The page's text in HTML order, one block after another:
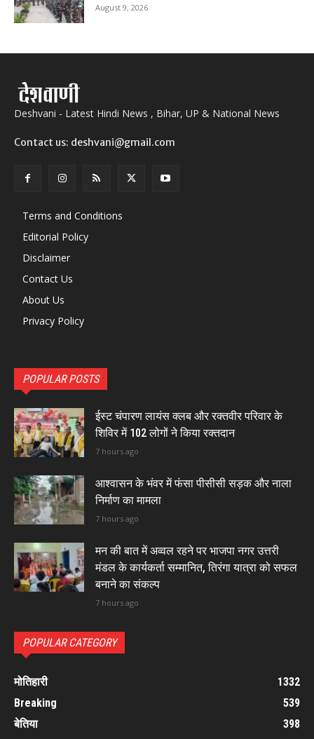
August 9, 2026
Deshvani - Latest Hindi News , Bihar, UP & National News
Contact us: deshvani@gmail.com
Terms and Conditions
Editorial Policy
Disclaimer
Contact Us
About Us
Privacy Policy
POPULAR POSTS
ईस्ट चंपारण लायंस क्लब और रक्तवीर परिवार के
शिविर में 102 लोगों ने किया रक्तदान
7 hours ago
आश्वासन के भंवर में फंसा पीसीसी सड़क और नाला
निर्माण का मामला
7 hours ago
मन की बात में अव्वल रहने पर भाजपा नगर उत्तरी
मंडल के कार्यकर्ता सम्मानित, तिरंगा यात्रा को सफल
बनाने का संकल्प
7 hours ago
POPULAR CATEGORY
मोतिहारी
1332
Breaking
539
बेतिया
398